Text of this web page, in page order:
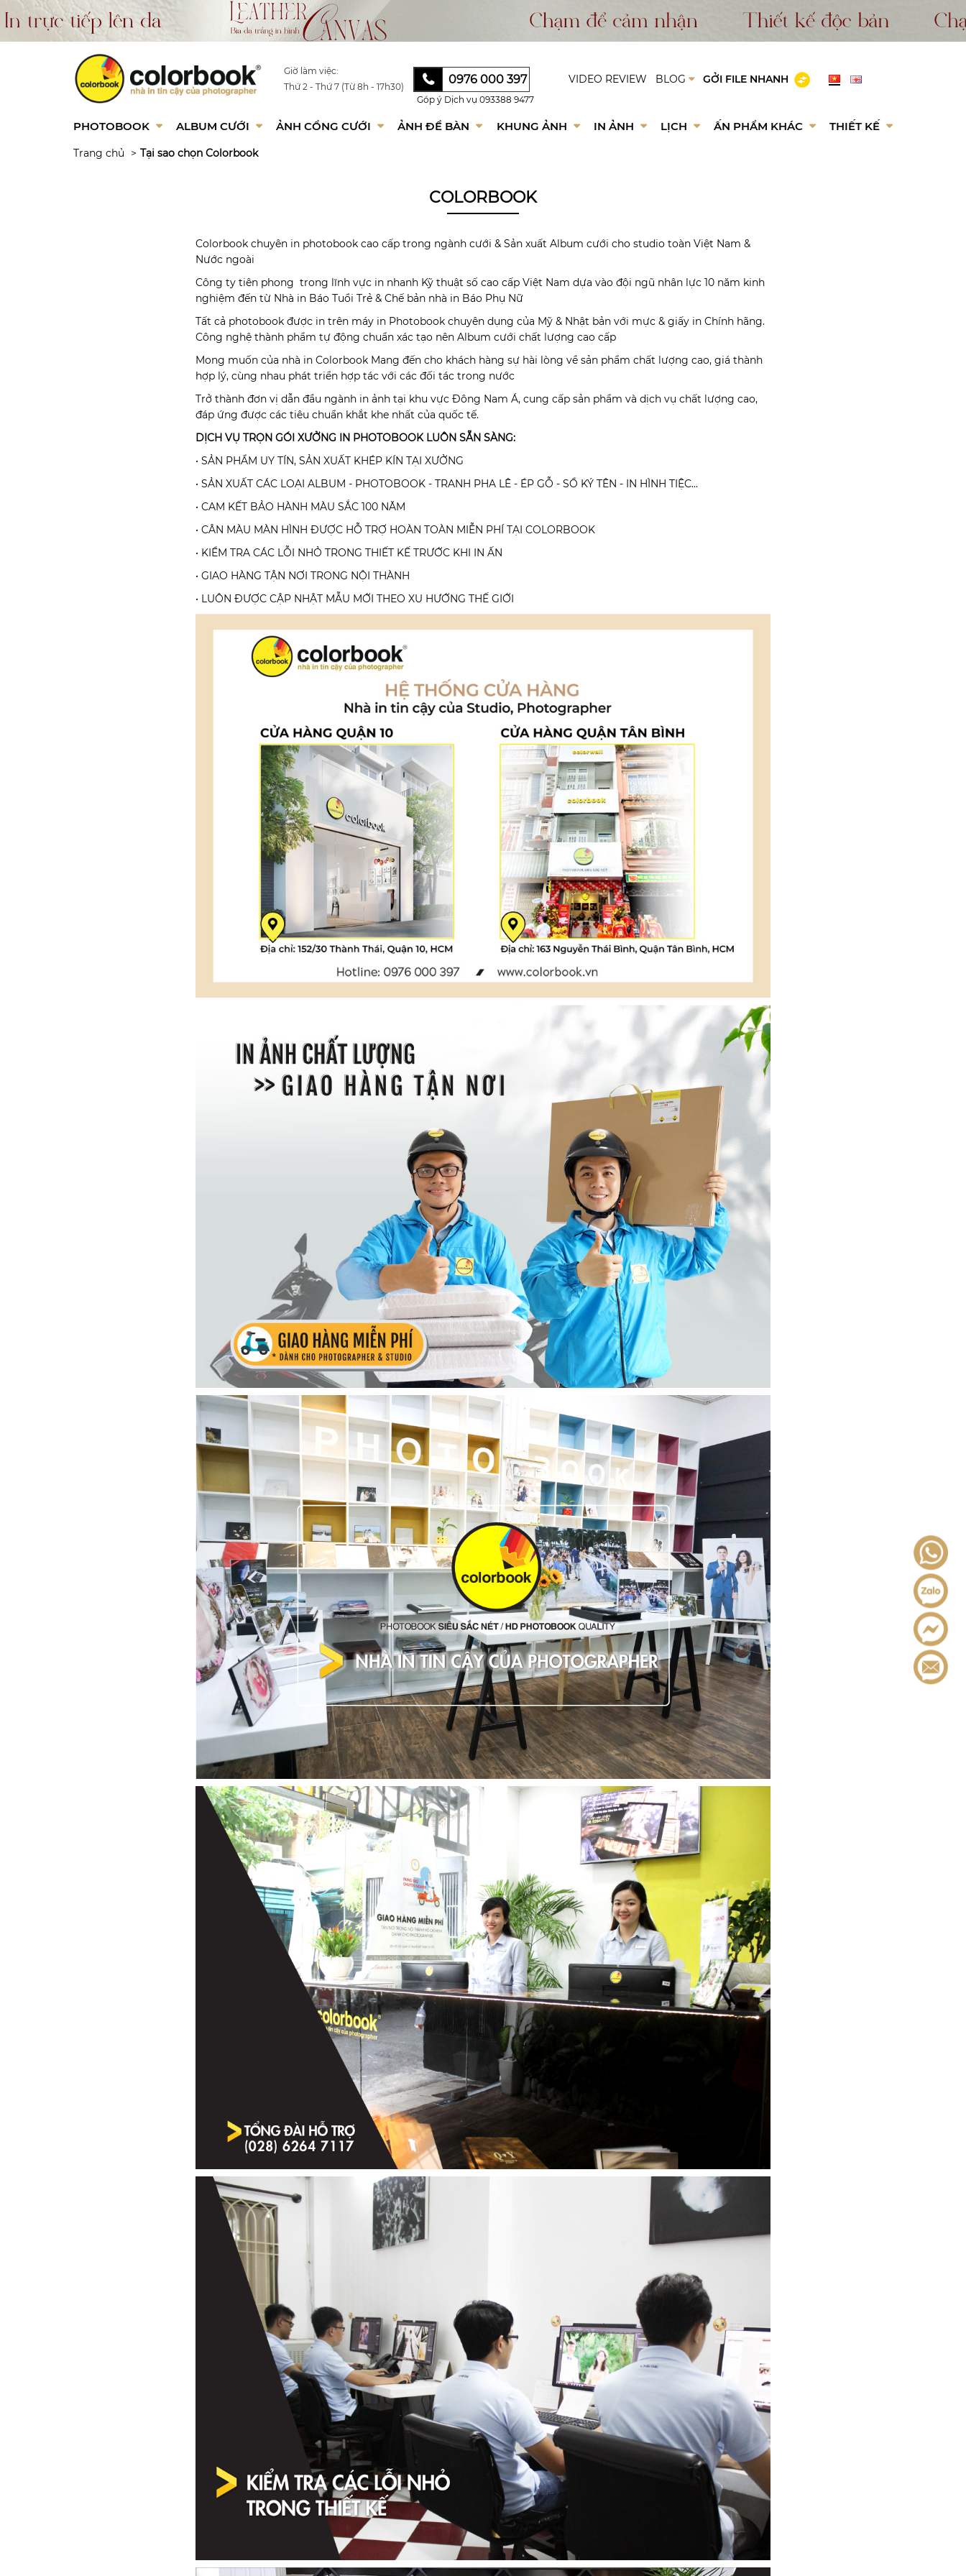
Giờ làm việc:
Thứ 2 - Thứ 7 (Từ 8h - 17h30)
0976 000 397
Góp ý Dịch vụ 093388 9477
VIDEO REVIEW BLOG GỞI FILE NHANH
PHOTOBOOK ALBUM CƯỚI ẢNH CỔNG CƯỚI ẢNH ĐỂ BÀN KHUNG ẢNH IN ẢNH LỊCH ẤN PHẨM KHÁC THIẾT KẾ
Trang chủ Tại sao chọn Colorbook
COLORBOOK
Colorbook chuyên in photobook cao cấp trong ngành cưới & Sản xuất Album cưới cho studio toàn Việt Nam &
Nước ngoài
Công ty tiên phong trong lĩnh vực in nhanh Kỹ thuật số cao cấp Việt Nam dựa vào đội ngũ nhân lực 10 năm kinh
nghiệm đến từ Nhà in Báo Tuổi Trẻ & Chế bản nhà in Báo Phụ Nữ
Tất cả photobook được in trên máy in Photobook chuyên dụng của Mỹ & Nhật bản với mực & giấy in Chính hãng.
Công nghệ thành phẩm tự động chuẩn xác tạo nên Album cưới chất lượng cao cấp
Mong muốn của nhà in Colorbook Mang đến cho khách hàng sự hài lòng về sản phẩm chất lượng cao, giá thành
hợp lý, cùng nhau phát triển hợp tác với các đối tác trong nước
Trở thành đơn vị dẫn đầu ngành in ảnh tại khu vực Đông Nam Á, cung cấp sản phẩm và dịch vụ chất lượng cao,
đáp ứng được các tiêu chuẩn khắt khe nhất của quốc tế.
DỊCH VỤ TRỌN GÓI XƯỞNG IN PHOTOBOOK LUÔN SẴN SÀNG:
• SẢN PHẨM UY TÍN, SẢN XUẤT KHÉP KÍN TẠI XƯỞNG
• SẢN XUẤT CÁC LOẠI ALBUM - PHOTOBOOK - TRANH PHA LÊ - ÉP GỖ - SỔ KÝ TÊN - IN HÌNH TIỆC...
• CAM KẾT BẢO HÀNH MÀU SẮC 100 NĂM
• CÂN MÀU MÀN HÌNH ĐƯỢC HỖ TRỢ HOÀN TOÀN MIỄN PHÍ TẠI COLORBOOK
• KIỂM TRA CÁC LỖI NHỎ TRONG THIẾT KẾ TRƯỚC KHI IN ẤN
• GIAO HÀNG TẬN NƠI TRONG NỘI THÀNH
• LUÔN ĐƯỢC CẬP NHẬT MẪU MỚI THEO XU HƯỚNG THẾ GIỚI